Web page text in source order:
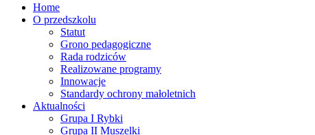
Home
O przedszkolu
Statut
Grono pedagogiczne
Rada rodziców
Realizowane programy
Innowacje
Standardy ochrony małoletnich
Aktualności
Grupa I Rybki
Grupa II Muszelki